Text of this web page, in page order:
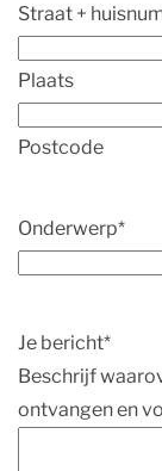
Straat +
Plaats
Postcode
Onderwerp*
Je bericht*
Beschrijf
ontvangen en